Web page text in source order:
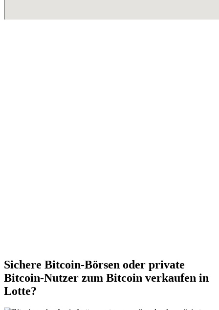
Sichere Bitcoin-Börsen oder private
Bitcoin-Nutzer zum Bitcoin verkaufen in
Lotte?